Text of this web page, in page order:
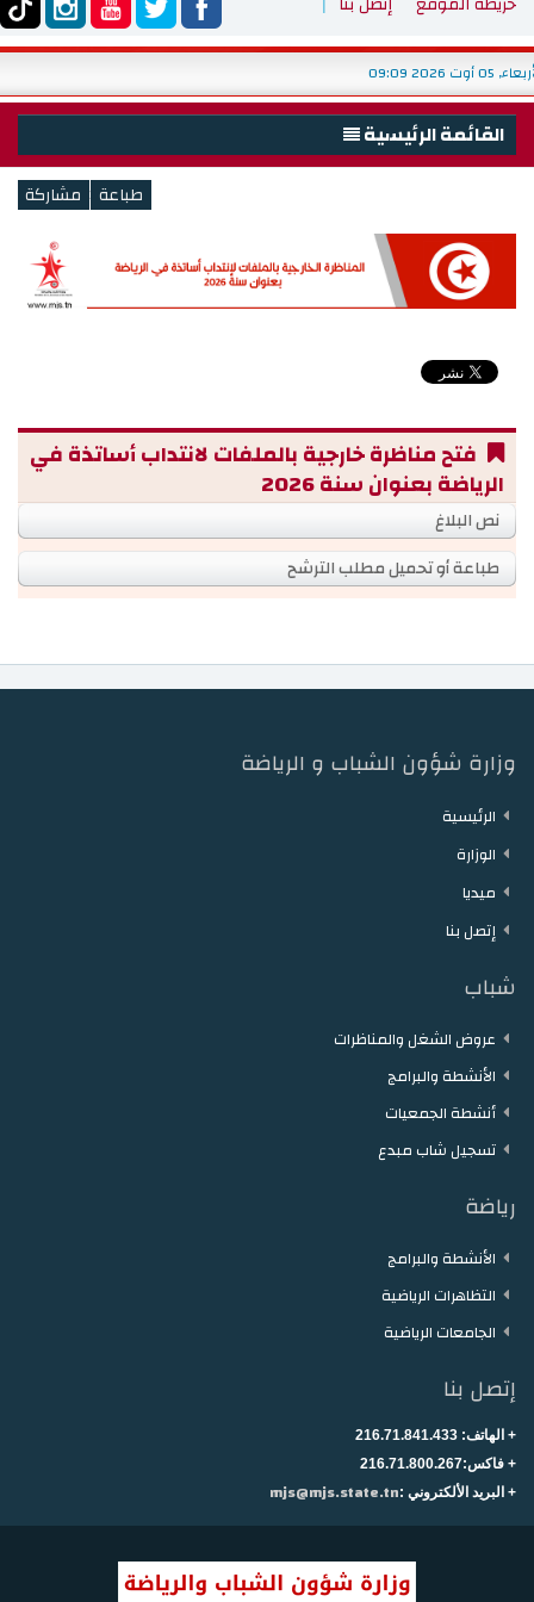
05 أوت 2026 09:09
القائمة الرئيسية
شباب
رياضة
خدمات
تشغيل
ميديا
<
فتح مناظرة خارجية بالملفات لانتداب أساتذة في
الرياضة بعنوان سنة 2026
نص البلاغ
طباعة أو تحميل مطلب الترشح
وزارة شؤون الشباب و الرياضة
الرئيسية
الوزارة
ميديا
إتصل بنا
شباب
عروض الشغل والمناظرات
الأنشطة والبرامج
أنشطة الجمعيات
تسجيل شاب مبدع
رياضة
الأنشطة والبرامج
التظاهرات الرياضية
الجامعات الرياضية
إتصل بنا
+ الهاتف: 216.71.841.433
+ فاكس:216.71.800.267
+ البريد الألكتروني :mjs@mjs.state.tn